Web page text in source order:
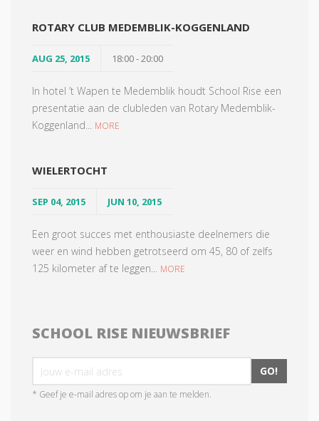
ROTARY CLUB MEDEMBLIK-KOGGENLAND
AUG 25, 2015 18:00 - 20:00
In hotel ’t Wapen te Medemblik houdt School Rise een
presentatie aan de clubleden van Rotary Medemblik-
Koggenland... MORE
WIELERTOCHT
SEP 04, 2015 JUN 10, 2015
Een groot succes met enthousiaste deelnemers die
weer en wind hebben getrotseerd om 45, 80 of zelfs
125 kilometer af te leggen... MORE
SCHOOL RISE NIEUWSBRIEF
GO!
* Geef je e-mail adres op om je aan te melden.